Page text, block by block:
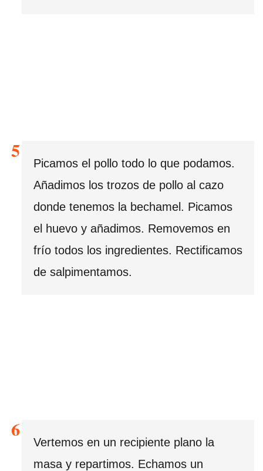
Picamos el pollo todo lo que podamos.
Añadimos los trozos de pollo al cazo
donde tenemos la bechamel. Picamos
el huevo y añadimos. Removemos en
frío todos los ingredientes. Rectificamos
de salpimentamos.
Vertemos en un recipiente plano la
masa y repartimos. Echamos un